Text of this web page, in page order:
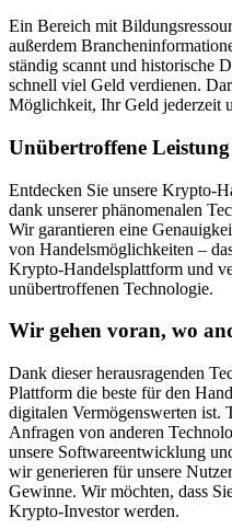
Ein Bereich mit
außerdem
ständig scannt und historische
schnell viel Geld verdienen.
Möglichkeit, Ihr Geld jederzeit
Unübertroffene Leistung
Entdecken Sie unsere Krypto-
dank unserer phänomenalen
Wir garantieren eine
von Handelsmöglichkeiten –
Krypto-Handelsplattform und
unübertroffenen Technologie.
Wir gehen voran, wo
Dank dieser herausragenden
Plattform die beste für den
digitalen Vermögenswerten ist.
Anfragen von anderen
unsere Softwareentwicklung
wir generieren für unsere
Gewinne. Wir möchten, dass
Krypto-Investor werden.